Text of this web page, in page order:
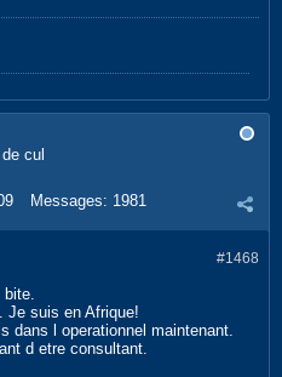
cul
Messages: 1981
#1468
bite.
Je suis en Afrique!
dans l operationnel maintenant.
d etre consultant.